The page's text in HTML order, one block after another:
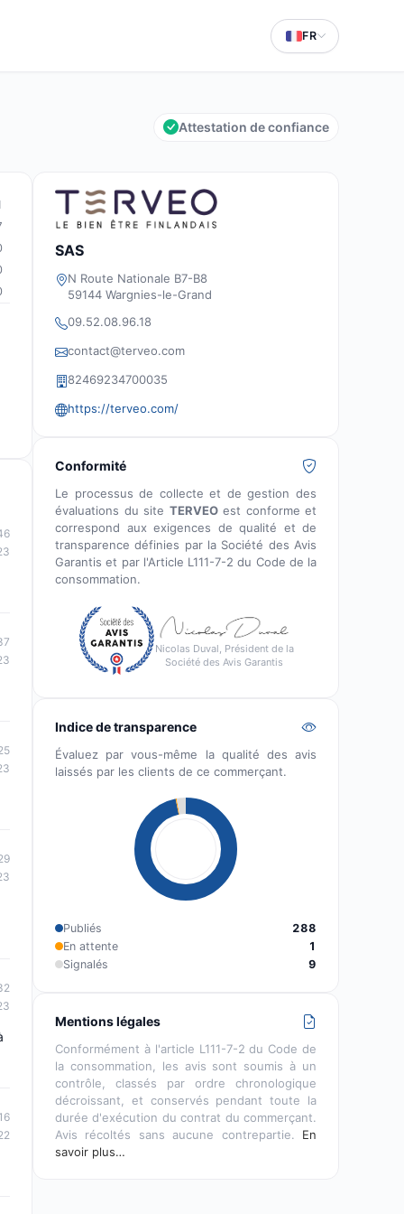
FR
Attestation de confiance
SAS
N Route Nationale B7-B8
59144 Wargnies-le-Grand
09.52.08.96.18
contact@terveo.com
82469234700035
https://terveo.com/
Conformité
Le processus de collecte et de gestion des
évaluations du site TERVEOest conforme et
correspond aux exigences de qualité et de
transparence définies par la Société des Avis
Garantis et par l'Article L111-7-2 du Code de la
consommation.
Nicolas Duval, Président de la
Société des Avis Garantis
Indice de transparence
Évaluez par vous-même la qualité des avis
laissés par les clients de ce commerçant.
Publiés
288
En attente
1
Signalés
9
Mentions légales
Conformément à l'article L111-7-2 du Code de
la consommation, les avis sont soumis à un
contrôle, classés par ordre chronologique
décroissant, et conservés pendant toute la
durée d'exécution du contrat du commerçant.
Avis récoltés sans aucune contrepartie. En
savoir plus…